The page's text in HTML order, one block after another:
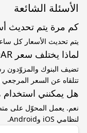
الأسئلة الشائعة
كم مرة يتم تحديث
يتم تحديث الأسعار كل
لماذا يختلف سعر QAR إلى AFN عن سعر البنك؟
تضيف البنوك والمزوّدون
تتلقاه عن السعر
هل يمكنني استخدام
نعم. يعمل المحوّل على
لنظامي iOS وAndroid.